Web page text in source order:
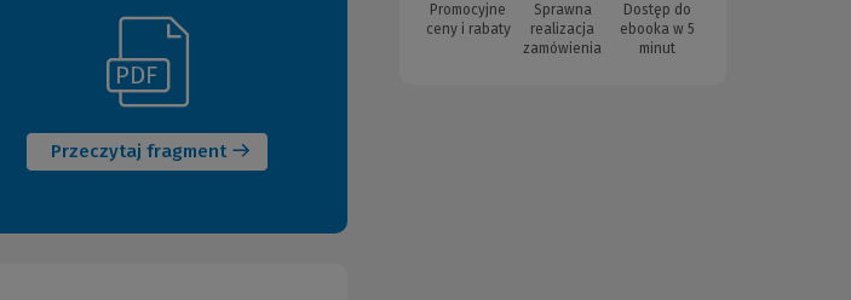
Przeczytaj fragment
(Nowe
okno)
(Link
do
innej
strony)
Promocyjne
ceny i rabaty
Sprawna
realizacja
zamówienia
Dostęp do
ebooka w 5
minut